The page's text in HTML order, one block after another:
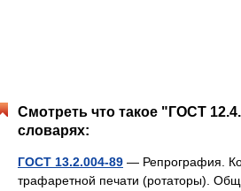
Смотреть что такое "ГОСТ
словарях:
ГОСТ 13.2.004-89 — Репрография.
трафаретной печати (ротаторы).